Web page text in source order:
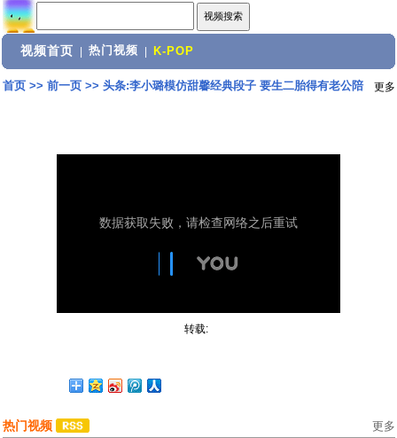
视频首页 热门视频 K-POP
首页>> 前一页>> 头条:李小璐模仿甜馨经典段子 要生二胎得有老公陪 更多
转载:
热门视频 更多